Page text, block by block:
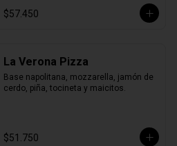
$57.450
La Verona Pizza
Base napolitana, mozzarella, jamón de
cerdo, piña, tocineta y maicitos.
$51.750